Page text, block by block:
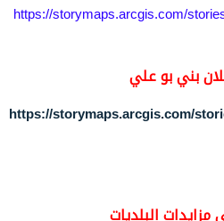
https://storymaps.arcgis.com/
بني بو علي
https://storymaps.arcgis.com/
البلديات